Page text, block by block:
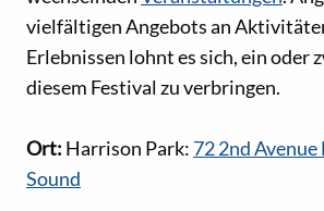
vielfältigen Angebots an
Erlebnissen lohnt es sich, ein oder
diesem Festival zu verbringen.
Ort: Harrison Park: 72 2nd Avenue
Sound